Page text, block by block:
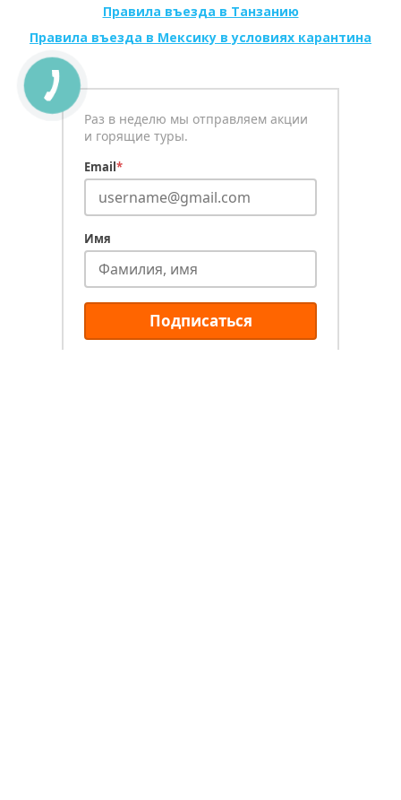
Правила въезда в Танзанию
Правила въезда в Мексику в условиях карантина
Раз в неделю мы отправляем акции
и горящие туры.
Email*
Имя
Подписаться